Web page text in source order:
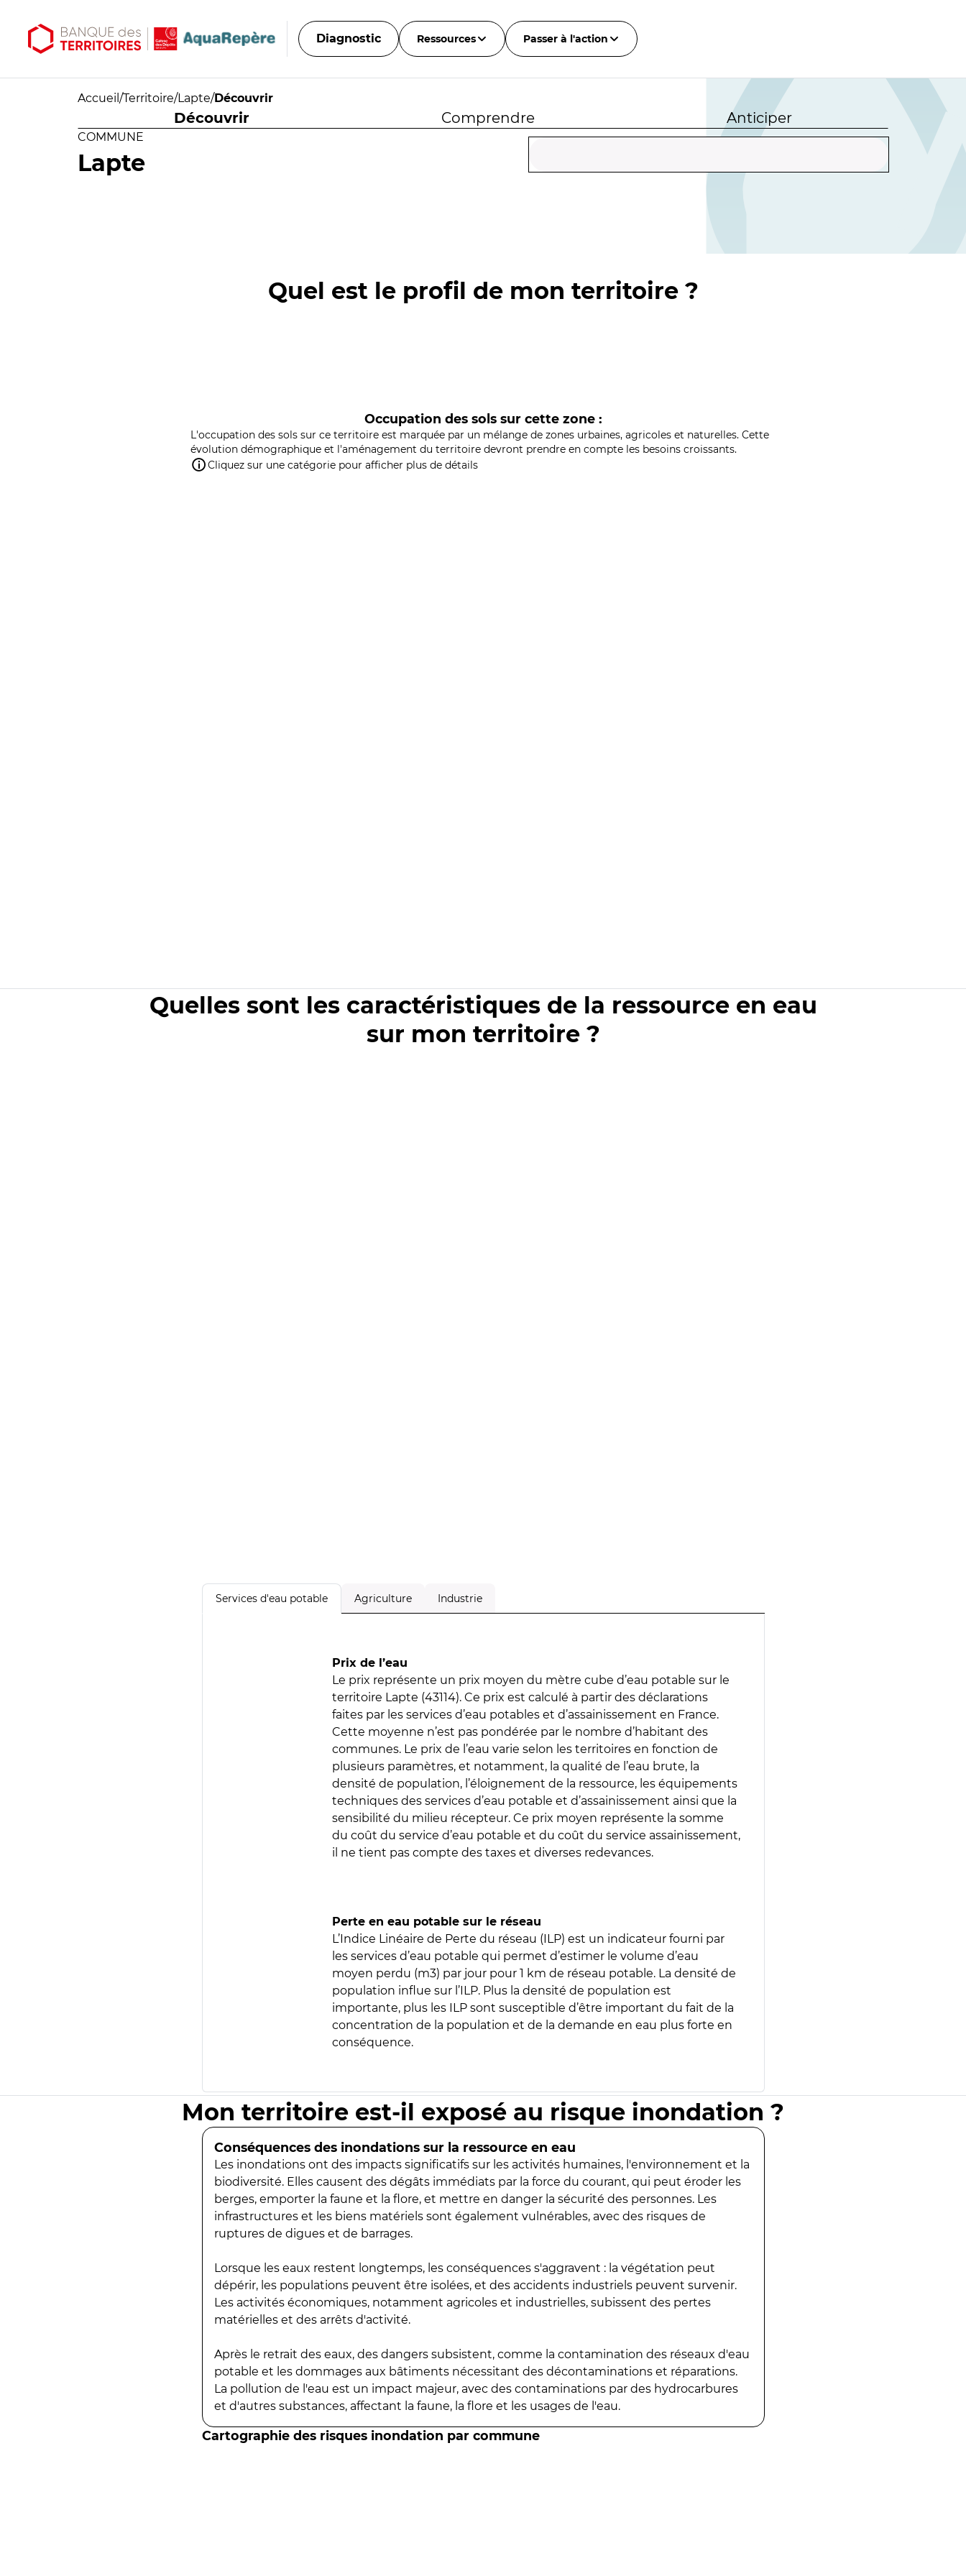
Diagnostic Ressources Passer à l'action
Accueil /Territoire/Lapte/Découvrir
Découvrir Comprendre Anticiper
COMMUNE
Lapte
Quel est le profil de mon territoire ?
Occupation des sols sur cette zone :
L'occupation des sols sur ce territoire est marquée par un mélange de zones urbaines, agricoles et naturelles. Cette
évolution démographique et l'aménagement du territoire devront prendre en compte les besoins croissants.
Cliquez sur une catégorie pour afficher plus de détails
Quelles sont les caractéristiques de la ressource en eau
sur mon territoire ?
Services d'eau potable Agriculture Industrie
Prix de l’eau
Le prix représente un prix moyen du mètre cube d’eau potable sur le
territoire Lapte (43114). Ce prix est calculé à partir des déclarations
faites par les services d’eau potables et d’assainissement en France.
Cette moyenne n’est pas pondérée par le nombre d’habitant des
communes. Le prix de l’eau varie selon les territoires en fonction de
plusieurs paramètres, et notamment, la qualité de l’eau brute, la
densité de population, l’éloignement de la ressource, les équipements
techniques des services d’eau potable et d’assainissement ainsi que la
sensibilité du milieu récepteur. Ce prix moyen représente la somme
du coût du service d’eau potable et du coût du service assainissement,
il ne tient pas compte des taxes et diverses redevances.
Perte en eau potable sur le réseau
L’Indice Linéaire de Perte du réseau (ILP) est un indicateur fourni par
les services d’eau potable qui permet d’estimer le volume d’eau
moyen perdu (m3) par jour pour 1 km de réseau potable. La densité de
population influe sur l’ILP. Plus la densité de population est
importante, plus les ILP sont susceptible d’être important du fait de la
concentration de la population et de la demande en eau plus forte en
conséquence.
Mon territoire est-il exposé au risque inondation ?
Conséquences des inondations sur la ressource en eau
Les inondations ont des impacts significatifs sur les activités humaines, l'environnement et la
biodiversité. Elles causent des dégâts immédiats par la force du courant, qui peut éroder les
berges, emporter la faune et la flore, et mettre en danger la sécurité des personnes. Les
infrastructures et les biens matériels sont également vulnérables, avec des risques de
ruptures de digues et de barrages.
Lorsque les eaux restent longtemps, les conséquences s'aggravent : la végétation peut
dépérir, les populations peuvent être isolées, et des accidents industriels peuvent survenir.
Les activités économiques, notamment agricoles et industrielles, subissent des pertes
matérielles et des arrêts d'activité.
Après le retrait des eaux, des dangers subsistent, comme la contamination des réseaux d'eau
potable et les dommages aux bâtiments nécessitant des décontaminations et réparations.
La pollution de l'eau est un impact majeur, avec des contaminations par des hydrocarbures
et d'autres substances, affectant la faune, la flore et les usages de l'eau.
Cartographie des risques inondation par commune